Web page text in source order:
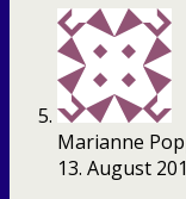
Marianne
13. August